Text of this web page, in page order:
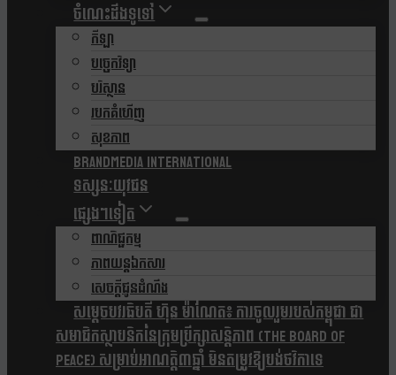
ចំណេះដឹងទូទៅ
កីឡា
បច្ចេកវិទ្យា
បរិស្ថាន
របកគំហើញ
សុខភាព
Brandmedia international
ទស្សនៈយុវជន
ផ្សេងៗទៀត
ពាណិជ្ជកម្ម
ភាពយន្តឯកសារ
សេចក្តីជូនដំណឹង
សម្តេចបវរធិបតី ហ៊ុន ម៉ាណែត៖ ការចូលរួមរបស់កម្ពុជា ជា
សមាជិកស្ថាបនិកនៃក្រុមប្រឹក្សាសន្តិភាព (The Board Of
Peace) សម្រាប់អាណត្តិ៣ឆ្នាំ មិនតម្រូវឱ្យបង់ថវិកាទេ